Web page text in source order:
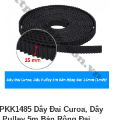
PKK1485 Dây Đai Curoa, Dây